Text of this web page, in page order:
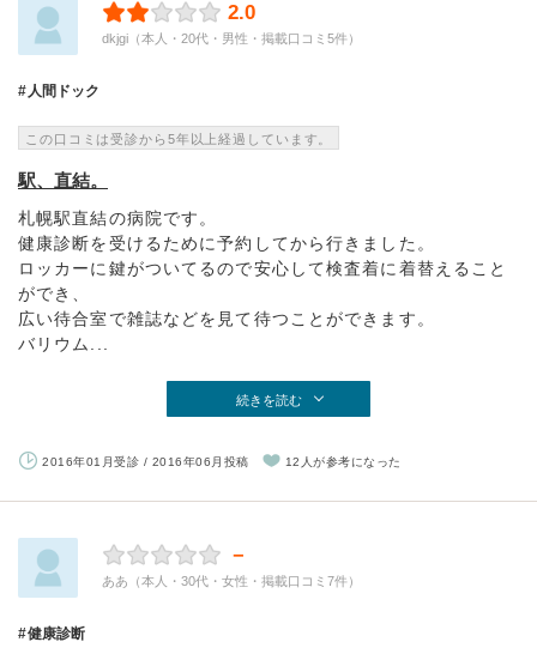
2.0
dkjgi（本人・20代・男性・掲載口コミ5件）
人間ドック
この口コミは受診から5年以上経過しています。
駅、直結。
札幌駅直結の病院です。
健康診断を受けるために予約してから行きました。
ロッカーに鍵がついてるので安心して検査着に着替えること
ができ、
広い待合室で雑誌などを見て待つことができます。
バリウム...
続きを読む
2016年01月受診 / 2016年06月投稿 12人が参考になった
－
ああ（本人・30代・女性・掲載口コミ7件）
健康診断